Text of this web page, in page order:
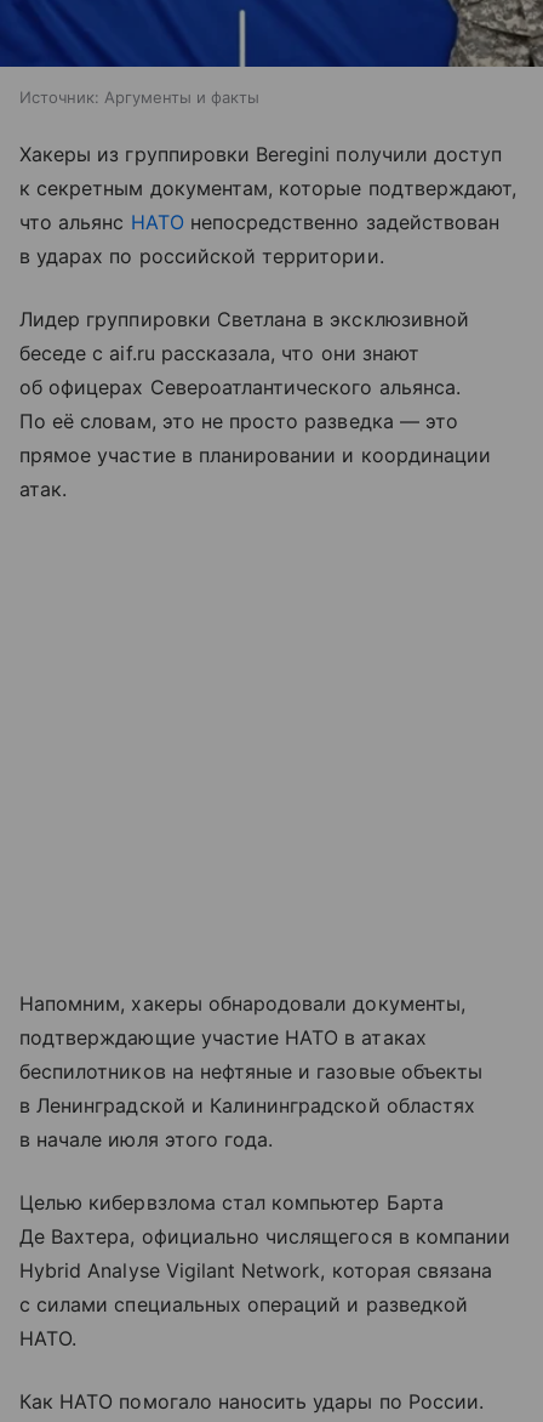
Источник: Аргументы и факты
Хакеры из группировки Beregini получили доступ
к секретным документам, которые подтверждают,
что альянс НАТО непосредственно задействован
в ударах по российской территории.
Лидер группировки Светлана в эксклюзивной
беседе с aif.ru рассказала, что они знают
об офицерах Североатлантического альянса.
По её словам, это не просто разведка — это
прямое участие в планировании и координации
атак.
Напомним, хакеры обнародовали документы,
подтверждающие участие НАТО в атаках
беспилотников на нефтяные и газовые объекты
в Ленинградской и Калининградской областях
в начале июля этого года.
Целью кибервзлома стал компьютер Барта
Де Вахтера, официально числящегося в компании
Hybrid Analyse Vigilant Network, которая связана
с силами специальных операций и разведкой
НАТО.
Как НАТО помогало наносить удары по России.